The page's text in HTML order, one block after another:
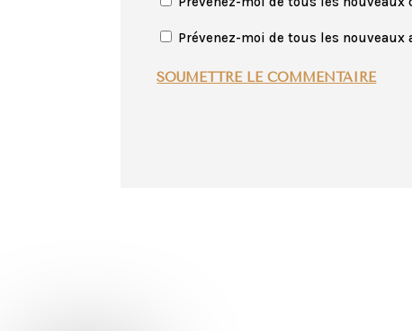
Prévenez-moi de tous les
SOUMETTRE LE COMMENTAIRE